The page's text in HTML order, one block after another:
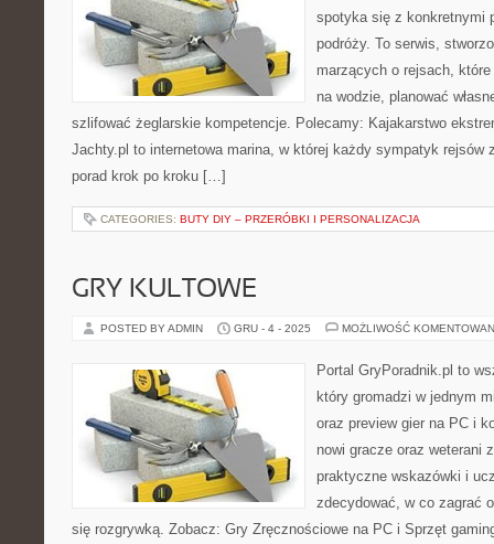
spotyka się z konkretnymi
podróży. To serwis,
marzących o rejsach,
na wodzie, planować
szlifować żeglarskie kompetencje. Polecamy: Kajakarstwo
Jachty.pl to internetowa marina, w której każdy sympatyk rejsów
porad krok po kroku […]
CATEGORIES: BUTY DIY – PRZERÓBKI I PERSONALIZACJA
GRY KULTOWE
POSTED BY ADMIN GRU - 4 - 2025 MOŻLIWOŚĆ
Portal GryPoradnik.pl to
który gromadzi w jednym
oraz preview gier na PC i
nowi gracze oraz weterani
praktyczne wskazówki i
zdecydować, w co zagrać
się rozgrywką. Zobacz: Gry Zręcznościowe na PC i Sprzęt